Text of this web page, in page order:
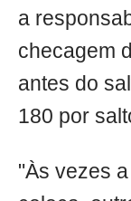
a
checagem
antes do
180 por
"Às vezes